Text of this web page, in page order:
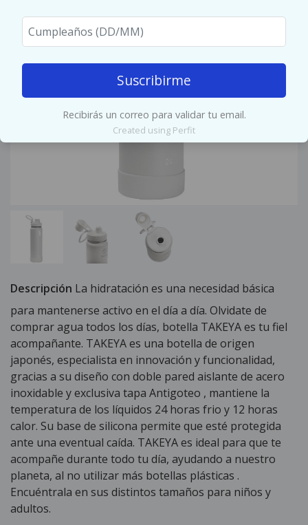
Suscribirme
Recibirás un correo para validar tu email.
Created using Perfit
Descripción La hidratación es una necesidad básica
para mantenerse activo en el día a día. Olvidate de
comprar agua todos los días, botella TAKEYA es tu fiel
acompañante. TAKEYA es una botella de origen
japonés, especialista en innovación y funcionalidad,
gracias a su diseño con doble pared aislante de acero
inoxidable y exclusiva tapa Antigoteo , mantiene la
temperatura de los líquidos 24 horas frio y 12 horas
calor. Su base de silicona permite que esté protegida
ante una eventual caída. TAKEYA es ideal para que te
acompañe durante todo tu día, ayudando a nuestro
planeta, al no utilizar más botellas plásticas .
Encuéntrala en sus distintos tamaños para niños y
adultos.